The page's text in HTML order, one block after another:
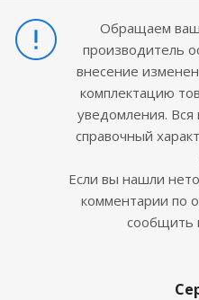
Обращаем
производитель
внесение
комплектацию
уведомления.
справочный
Если вы нашли
комментарии по
сообщить